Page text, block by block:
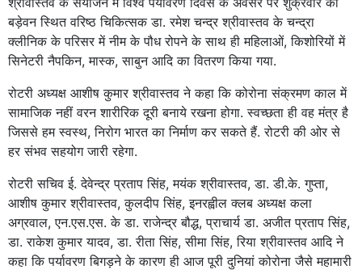
बड़ेवन स्थित वरिष्ठ चिकित्सक डा. रमेश चन्द्र श्रीवास्तव के चन्द्रा
क्लीनिक के परिसर में नीम के पौध रोपने के साथ ही महिलाओं, किशोरियों में
सिनेटरी नैपकिन, मास्क, साबुन आदि का वितरण किया गया.
रोटरी अध्यक्ष आशीष कुमार श्रीवास्तव ने कहा कि कोरोना संक्रमण काल में
सामाजिक नहीं वरन शारीरिक दूरी बनाये रखना होगा. स्वच्छता ही वह मंत्र है
जिससे हम स्वस्थ, निरोग भारत का निर्माण कर सकते हैं. रोटरी की ओर से
हर संभव सहयोग जारी रहेगा.
रोटरी सचिव ई. देवेन्द्र प्रताप सिंह, मयंक श्रीवास्तव, डा. डी.के. गुप्ता,
आशीष कुमार श्रीवास्तव, कुलदीप सिंह, इनरह्वील क्लब अध्यक्ष कला
अग्रवाल, एन.एस.एस. के डा. राजेन्द्र बौद्ध, प्राचार्य डा. अजीत प्रताप सिंह,
डा. राकेश कुमार यादव, डा. रीता सिंह, सीमा सिंह, रिया श्रीवास्तव आदि ने
कहा कि पर्यावरण बिगड़ने के कारण ही आज पूरी दुनियां कोरोना जैसे महामारी